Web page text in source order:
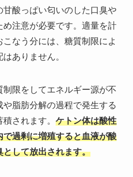
甘酸っぱい匂いのした口臭や
注意が必要です。適量を計
なう分には、糖質制限によ
ありません。
制限をしてエネルギー源が不
や脂肪分解の過程で発生する
されます。 ケトン体は酸性
過剰に増殖すると血液が酸
して放出されます。